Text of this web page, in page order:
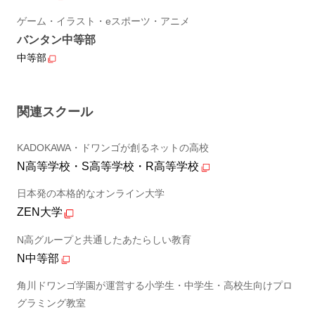
ゲーム・イラスト・eスポーツ・アニメ
バンタン中等部
中等部
関連スクール
KADOKAWA・ドワンゴが創るネットの高校
N高等学校・S高等学校・R高等学校
日本発の本格的なオンライン大学
ZEN大学
N高グループと共通したあたらしい教育
N中等部
角川ドワンゴ学園が運営する小学生・中学生・高校生向けプロ
グラミング教室